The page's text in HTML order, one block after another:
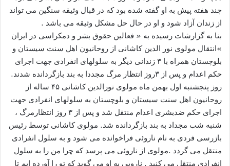
چند هفته پیش به او گفته شده بود که در قبال وثیقه سنگین می تواند
از زندان آزاد شود و او در حال حل مشکل وثیقه می باشد .
بنا به گزارشات رسیده به « فعالین حقوق بشر و دمکراسی در ایران
»انتقال مولوی نور الدین کاشانی از روحانیون اهل سنت سیستان و
بلوچستان همراه با ۳ زندانی دیگر به سلولهای انفرادی جهت اجرای
حکم اعدام و پس از ۳روز انتظار مرگ مجددا به بند بازگردانده شدند.
روز پنجشنبه اول بهمن ماه مولوی نورالدین کاشانی ۴۵ ساله از
روحانیون اهل سنت سیستان و بلوچستان به سلولهای انفرادی جهت
اجرای حکم ضدبشری اعدام منتقل شد و پس از ۳ روز انتظارمرگ ،
شنبه شب مجداد به بند بازگردانده شد. مولوی کاشانی توسط رئیس
بازرسی فردی به نام ناروئی فراخوانده می شود و به سلول انفرادی
منتقل می گردد .مولوی از ناروئی می پرسد که چرا من را به سلول
انفرادی منتقل می کنید . نارویی به او می گوید که تو را آورده ایم تا